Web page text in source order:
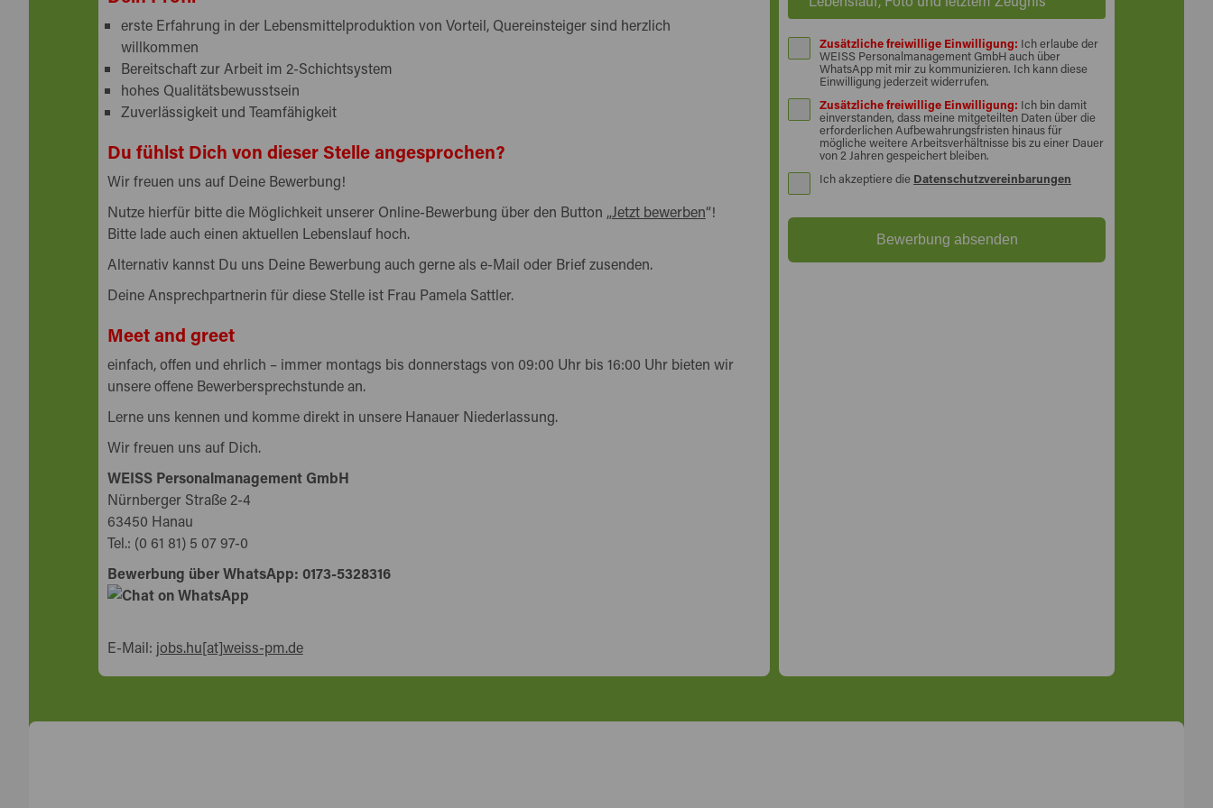
erste Erfahrung in der Lebensmittelproduktion von Vorteil, Quereinsteiger sind herzlich
willkommen
Bereitschaft zur Arbeit im 2-Schichtsystem
hohes Qualitätsbewusstsein
Zuverlässigkeit und Teamfähigkeit
Du fühlst Dich von dieser Stelle angesprochen?
Wir freuen uns auf Deine Bewerbung!
Nutze hierfür bitte die Möglichkeit unserer Online-Bewerbung über den Button „Jetzt bewerben“!
Bitte lade auch einen aktuellen Lebenslauf hoch.
Alternativ kannst Du uns Deine Bewerbung auch gerne als e-Mail oder Brief zusenden.
Deine Ansprechpartnerin für diese Stelle ist Frau Pamela Sattler.
Meet and greet
einfach, offen und ehrlich – immer montags bis donnerstags von 09:00 Uhr bis 16:00 Uhr bieten wir
unsere offene Bewerbersprechstunde an.
Lerne uns kennen und komme direkt in unsere Hanauer Niederlassung.
Wir freuen uns auf Dich.
WEISS Personalmanagement GmbH
Nürnberger Straße 2-4
63450 Hanau
Tel.: (0 61 81) 5 07 97-0
Bewerbung über WhatsApp: 0173-5328316
E-Mail: jobs.hu[at]weiss-pm.de
Zusätzliche freiwillige Einwilligung: Ich erlaube der
WEISS Personalmanagement GmbH auch über
WhatsApp mit mir zu kommunizieren. Ich kann diese
Einwilligung jederzeit widerrufen.
Zusätzliche freiwillige Einwilligung: Ich bin damit
einverstanden, dass meine mitgeteilten Daten über die
erforderlichen Aufbewahrungsfristen hinaus für
mögliche weitere Arbeitsverhältnisse bis zu einer Dauer
von 2 Jahren gespeichert bleiben.
Ich akzeptiere die Datenschutzvereinbarungen
Bewerbung absenden